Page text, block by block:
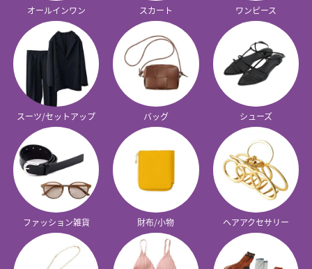
オールインワン スカート ワンピース
スーツ/セットアップ バッグ シューズ
ファッション雑貨 財布/小物 ヘアアクセサリー